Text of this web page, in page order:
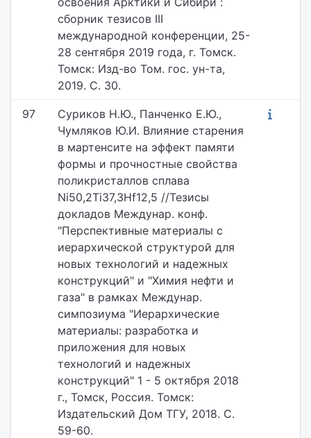
cборник тезисов III
международной конференции, 25-
28 сентября 2019 года, г. Томск.
Томск: Изд-во Том. гос. ун-та,
2019. С. 30.
97
Суриков Н.Ю., Панченко Е.Ю.,
Чумляков Ю.И. Влияние старения
в мартенсите на эффект памяти
формы и прочностные свойства
поликристаллов сплава
Ni50,2Ti37,3Hf12,5 //Тезисы
докладов Междунар. конф.
"Перспективные материалы с
иерархической структурой для
новых технологий и надежных
конструкций" и "Химия нефти и
газа" в рамках Междунар.
симпозиума "Иерархические
материалы: разработка и
приложения для новых
технологий и надежных
конструкций" 1 - 5 октября 2018
г., Томск, Россия. Томск:
Издательский Дом ТГУ, 2018. С.
59-60.